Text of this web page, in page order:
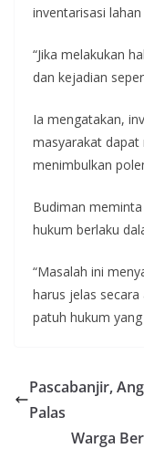
inventarisasi
“Jika melakukan
dan kejadian
Ia mengatakan,
masyarakat dapat
menimbulkan
Budiman
hukum berlaku
“Masalah ini
harus jelas secara
patuh hukum
Pascabanjir,
Palas
Warga